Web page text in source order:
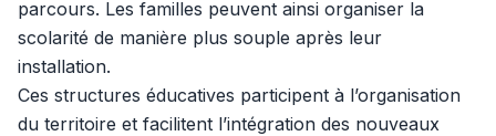
parcours. Les familles peuvent ainsi organiser la
scolarité de manière plus souple après leur
installation.
Ces structures éducatives participent à l’organisation
du territoire et facilitent l’intégration des nouveaux